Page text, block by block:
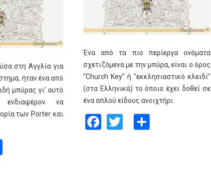
στη Αγγλία για
ήταν ένα από
μπύρας γι' αυτό
να
των Porter και
Ένα από τα πιο περίεργα ονόματα
σχετιζόμενα με την μπύρα, είναι ο όρος
"Church Key" ή "εκκλησιαστικό κλειδί"
(στα Ελληνικά) το όποιο έχει δοθεί σε
ένα απλού είδους ανοιχτήρι.
Facebook
TwitterShare